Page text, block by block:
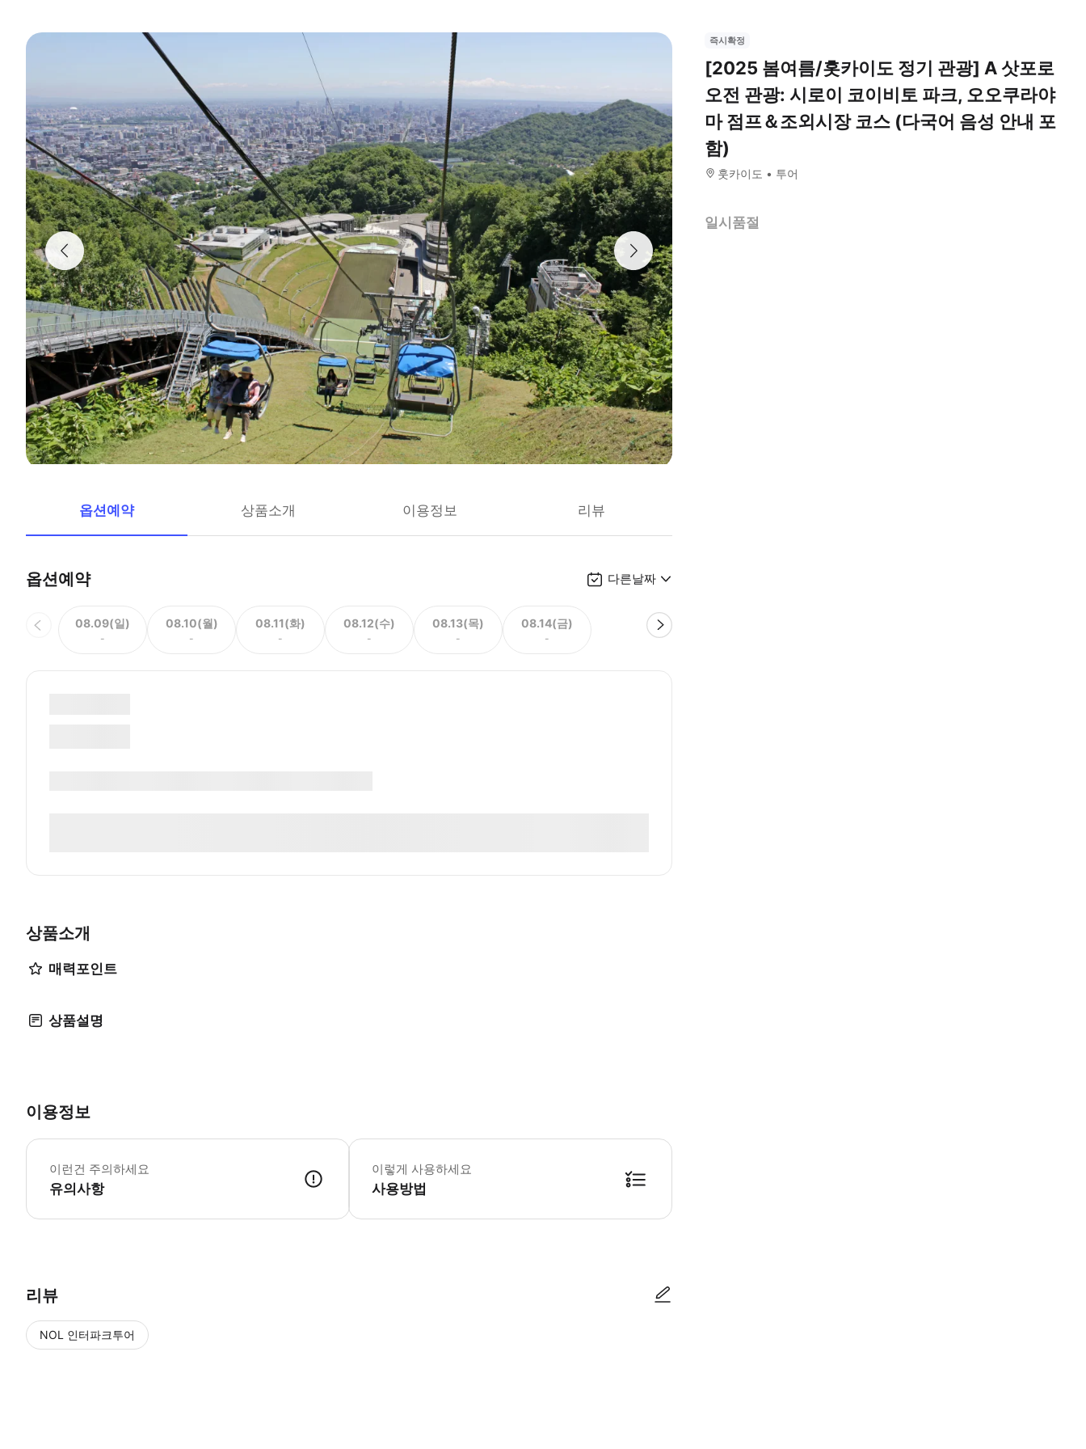
옵션예약 상품소개 이용정보 리뷰
옵션예약 다른날짜
08.09(일)
-
08.10(월)
-
08.11(화)
-
08.12(수)
-
08.13(목)
-
08.14(금)
-
상품소개
매력포인트
상품설명
이용정보
이런건 주의하세요
유의사항
휠체어 이용 시에는 인솔자의 동반을 부탁드립니다. 어린이 요금은 초등학생 이상 중학생 미만입니다. 초등학생 미만으로 좌석이 필요하지 않은 경우는
이렇게 사용하세요
사용방법
리뷰
NOL 인터파크투어
즉시확정
[2025 봄여름/홋카이도 정기 관광] A 삿포로
오전 관광: 시로이 코이비토 파크, 오오쿠라야
마 점프＆조외시장 코스 (다국어 음성 안내 포
함)
훗카이도 투어
일시품절